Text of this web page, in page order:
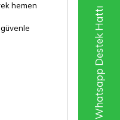
Whatsapp Destek Hattı
hemen